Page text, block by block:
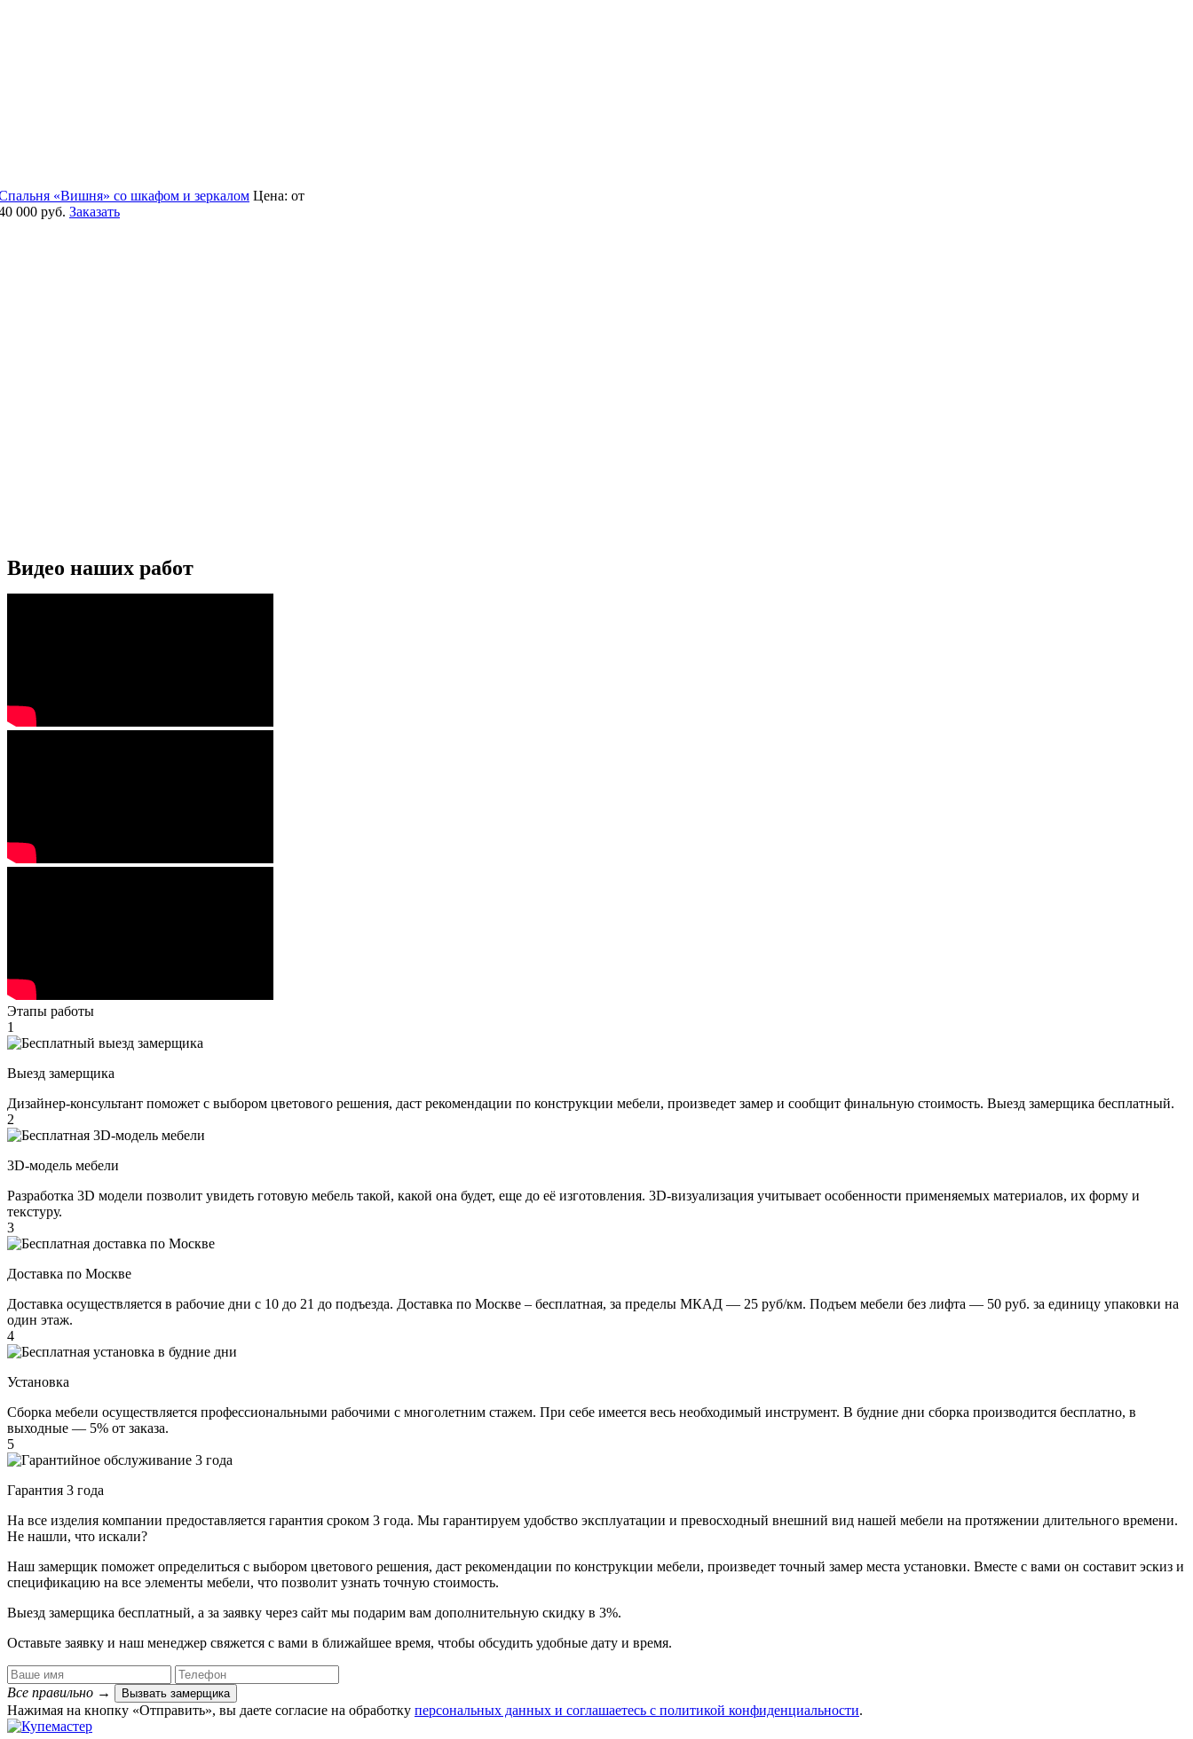
«Вишня» со шкафом и зеркалом Цена: от
000 руб. Заказать
Видео наших работ
Этапы работы
1
Выезд замерщика
Дизайнер-консультант поможет с выбором цветового решения, даст рекомендации по конструкции мебели, произведет замер и сообщит финальную стоимость. Выезд замерщика бесплатный.
2
3D-модель мебели
Разработка 3D модели позволит увидеть готовую мебель такой, какой она будет, еще до её изготовления. 3D-визуализация учитывает особенности применяемых материалов, их форму и
текстуру.
3
Доставка по Москве
Доставка осуществляется в рабочие дни с 10 до 21 до подъезда. Доставка по Москве – бесплатная, за пределы МКАД — 25 руб/км. Подъем мебели без лифта — 50 руб. за единицу упаковки на
один этаж.
4
Установка
Сборка мебели осуществляется профессиональными рабочими с многолетним стажем. При себе имеется весь необходимый инструмент. В будние дни сборка производится бесплатно, в
выходные — 5% от заказа.
5
Гарантия 3 года
На все изделия компании предоставляется гарантия сроком 3 года. Мы гарантируем удобство эксплуатации и превосходный внешний вид нашей мебели на протяжении длительного времени.
Не нашли, что искали?
Наш замерщик поможет определиться с выбором цветового решения, даст рекомендации по конструкции мебели, произведет точный замер места установки. Вместе с вами он составит эскиз и
спецификацию на все элементы мебели, что позволит узнать точную стоимость.
Выезд замерщика бесплатный, а за заявку через сайт мы подарим вам дополнительную скидку в 3%.
Оставьте заявку и наш менеджер свяжется с вами в ближайшее время, чтобы обсудить удобные дату и время.
Все правильно → Вызвать замерщика
Нажимая на кнопку «Отправить», вы даете согласие на обработку персональных данных​ и соглашаетесь c политикой конфиденциальности.